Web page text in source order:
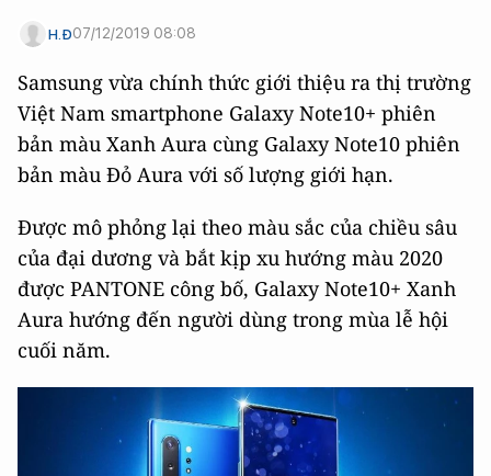
H.Đ07/12/2019 08:08
Samsung vừa chính thức giới thiệu ra thị trường
Việt Nam smartphone Galaxy Note10+ phiên
bản màu Xanh Aura cùng Galaxy Note10 phiên
bản màu Đỏ Aura với số lượng giới hạn.
Được mô phỏng lại theo màu sắc của chiều sâu
của đại dương và bắt kịp xu hướng màu 2020
được PANTONE công bố, Galaxy Note10+ Xanh
Aura hướng đến người dùng trong mùa lễ hội
cuối năm.